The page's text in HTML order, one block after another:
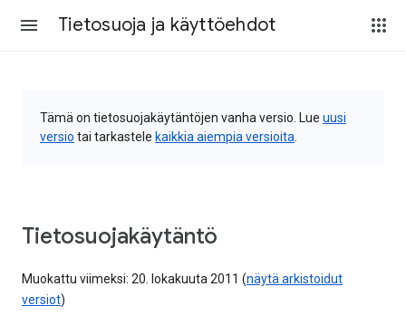
Tietosuoja ja käyttöehdot
Tämä on tietosuojakäytäntöjen vanha versio. Lue uusi
versio tai tarkastele kaikkia aiempia versioita
Tietosuojakäytäntö
Muokattu viimeksi: 20. lokakuuta 2011 (näytä arkistoidut
versiot)